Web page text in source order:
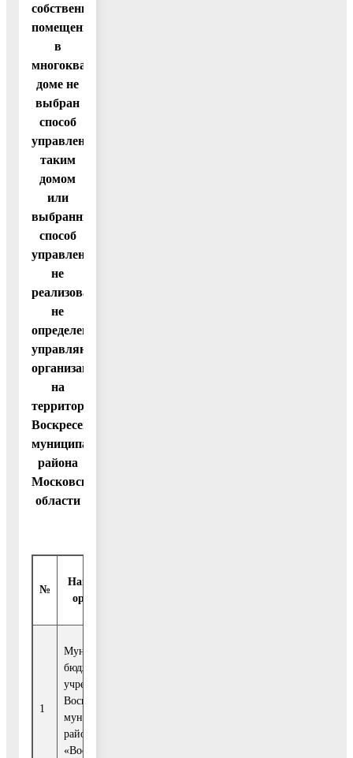
собственниками
помещений
в
многоквартирном
доме не
выбран
способ
управления
таким
домом
или
выбранный
способ
управления
не
реализован,
не
определена
управляющая
организация
на
территории
Воскресенского
муниципального
района
Московской
области
№
Наименование
организации
1
Муниципальное
бюджетное
учреждение
Воскресенского
муниципального
района
«Воскресенские